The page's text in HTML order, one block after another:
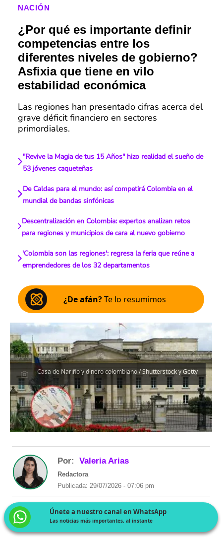
NACIÓN
¿Por qué es importante definir
competencias entre los
diferentes niveles de gobierno?
Asfixia que tiene en vilo
estabilidad económica
Las regiones han presentado cifras acerca del
grave déficit financiero en sectores
primordiales.
"Revive la Magia de tus 15 Años" hizo realidad el sueño de
53 jóvenes caqueteñas
De Caldas para el mundo: así competirá Colombia en el
mundial de bandas sinfónicas
Descentralización en Colombia: expertos analizan retos
para regiones y municipios de cara al nuevo gobierno
'Colombia son las regiones': regresa la feria que reúne a
emprendedores de los 32 departamentos
¿De afán?Te lo resumimos
Casa de Nariño y dinero colombiano / Shutterstock y Getty
Por: Valeria Arias
Redactora
Publicada: 29/07/2026 - 07:06 pm
Únete a nuestro canal en WhatsApp
Las noticias más importantes, al instante